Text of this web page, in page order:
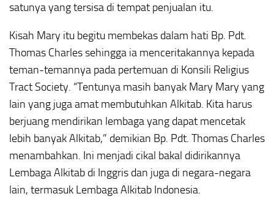
satunya yang tersisa di tempat penjualan itu.
Kisah Mary itu begitu membekas dalam hati Bp. Pdt.
Thomas Charles sehingga ia menceritakannya kepada
teman-temannya pada pertemuan di Konsili Religius
Tract Society. “Tentunya masih banyak Mary Mary yang
lain yang juga amat membutuhkan Alkitab. Kita harus
berjuang mendirikan lembaga yang dapat mencetak
lebih banyak Alkitab,” demikian Bp. Pdt. Thomas Charles
menambahkan. Ini menjadi cikal bakal didirikannya
Lembaga Alkitab di Inggris dan juga di negara-negara
lain, termasuk Lembaga Alkitab Indonesia.